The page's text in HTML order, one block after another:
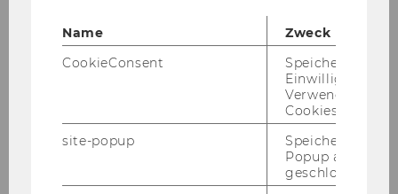
Dezember 2012
Februar 2013
März 2013
Name
Zweck
CookieConsent
Speichert Ihre
Einwilligung zur
Verwendung von
Cookies.
site-popup
Speichert ob ein
Popup
geschlossen